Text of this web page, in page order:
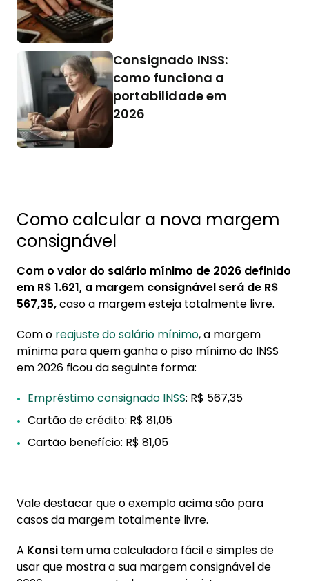
Consignado INSS:
como funciona a
portabilidade em
2026
Como calcular a nova margem
consignável
Com o valor do salário mínimo de 2026 definido
em R$ 1.621, a margem consignável será de R$
567,35,caso a margem esteja totalmente livre.
Com o reajuste do salário mínimo, a margem
mínima para quem ganha o piso mínimo do INSS
em 2026 ficou da seguinte forma:
Empréstimo consignado INSS: R$ 567,35
Cartão de crédito: R$ 81,05
Cartão benefício: R$ 81,05
Vale destacar que o exemplo acima são para
casos da margem totalmente livre.
A Konsi tem uma calculadora fácil e simples de
usar que mostra a sua margem consignável de